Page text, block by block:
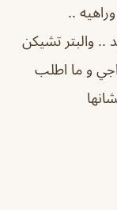
..
.. والبتر تشيكن
و ما اطلب